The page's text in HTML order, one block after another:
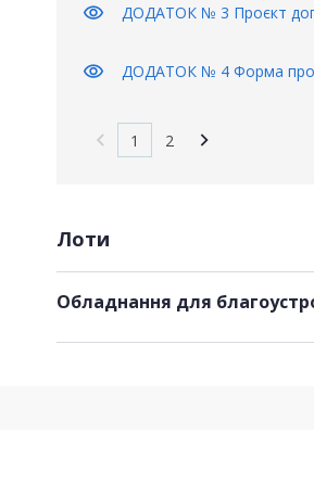
visibility ДОДАТОК № 3 Проєкт
visibility ДОДАТОК № 4 Форма
1 2
Лоти
Обладнання для